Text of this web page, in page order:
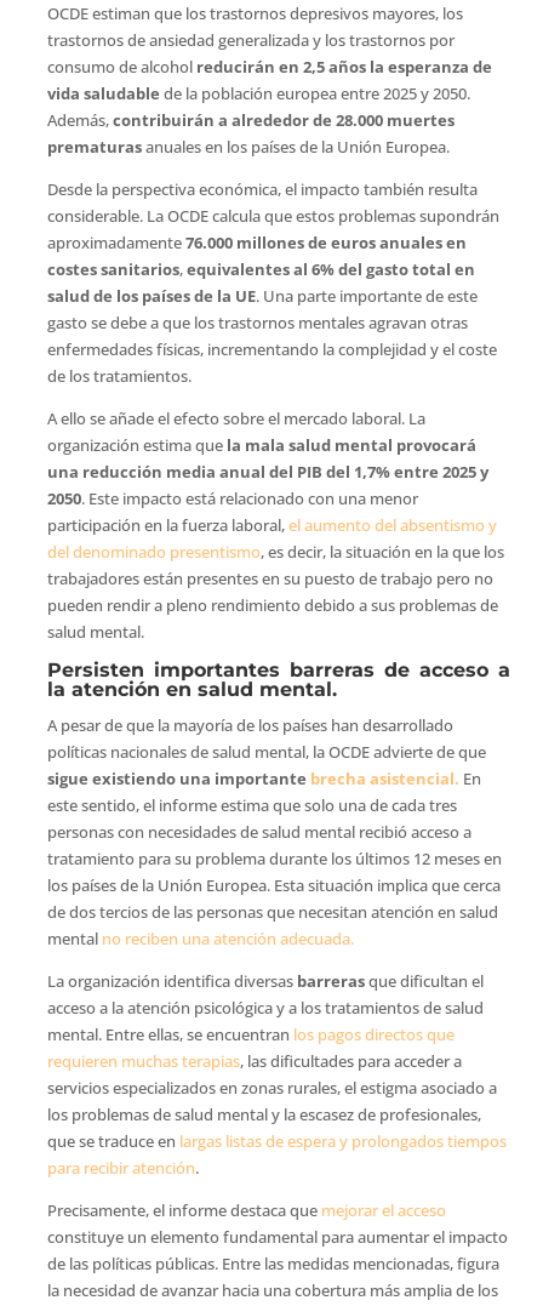
OCDE estiman que los trastornos depresivos mayores, los
trastornos de ansiedad generalizada y los trastornos por
consumo de alcohol reducirán en 2,5 años la esperanza de
vida saludable de la población europea entre 2025 y 2050.
Además,contribuirán a alrededor de 28.000 muertes
prematurasanuales en los países de la Unión Europea.
Desde la perspectiva económica, el impacto también resulta
considerable. La OCDE calcula que estos problemas supondrán
aproximadamente76.000 millones de euros anuales en
costes sanitarios,equivalentes al 6% del gasto total en
salud de los países de la UE. Una parte importante de este
gasto se debe a que los trastornos mentales agravan otras
enfermedades físicas, incrementando la complejidad y el coste
de los tratamientos.
A ello se añade el efecto sobre el mercado laboral. La
organización estima que la mala salud mental provocará
una reducción media anual del PIB del 1,7% entre 2025 y
2050. Este impacto está relacionado con una menor
participación en la fuerza laboral,el aumento del absentismo y
del denominado presentismo, es decir, la situación en la que los
trabajadores están presentes en su puesto de trabajo pero no
pueden rendir a pleno rendimiento debido a sus problemas de
salud mental.
Persisten importantes barreras de acceso a
la atención en salud mental.
A pesar de que la mayoría de los países han desarrollado
políticas nacionales de salud mental, la OCDE advierte de que
sigue existiendo una importante brecha asistencial. En
este sentido, el informe estima que solo una de cada tres
personas con necesidades de salud mental recibió acceso a
tratamiento para su problema durante los últimos 12 meses en
los países de la Unión Europea. Esta situación implica que cerca
de dos tercios de las personas que necesitan atención en salud
mental no reciben una atención adecuada.
La organización identifica diversas barrerasque dificultan el
acceso a la atención psicológica y a los tratamientos de salud
mental. Entre ellas, se encuentran los pagos directos que
requieren muchas terapias, las dificultades para acceder a
servicios especializados en zonas rurales, el estigma asociado a
los problemas de salud mental y la escasez de profesionales,
que se traduce en largas listas de espera y prolongados tiempos
para recibir atención.
Precisamente, el informe destaca que mejorar el acceso
constituye un elemento fundamental para aumentar el impacto
de las políticas públicas. Entre las medidas mencionadas, figura
la necesidad de avanzar hacia una cobertura más amplia de los